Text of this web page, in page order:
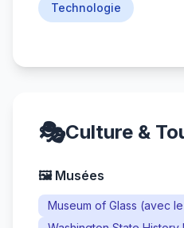
Technologie
🎭Culture &
🖼️ Musées
Museum of Glass (avec